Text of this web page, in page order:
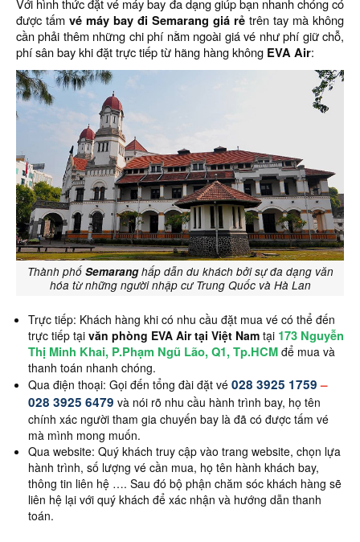
Với hình thức đặt vé máy bay đa dạng giúp bạn nhanh chóng có
được tấm vé máy bay đi Semarang giá rẻ trên tay mà không
cần phải thêm những chi phí nằm ngoài giá vé như phí giữ chỗ,
phí sân bay khi đặt trực tiếp từ hãng hàng không EVA Air:
Thành phố Semaranghấp dẫn du khách bởi sự đa dạng văn
hóa từ những người nhập cư Trung Quốc và Hà Lan
Trực tiếp: Khách hàng khi có nhu cầu đặt mua vé có thể đến
trực tiếp tại văn phòng EVA Air tại Việt Nam tại 173 Nguyễn
Thị Minh Khai, P.Phạm Ngũ Lão, Q1, Tp.HCM để mua và
thanh toán nhanh chóng.
Qua điện thoại: Gọi đến tổng đài đặt vé 028 3925 1759–
028 3925 6479 và nói rõ nhu cầu hành trình bay, họ tên
chính xác người tham gia chuyến bay là đã có được tấm vé
mà mình mong muốn.
Qua website: Quý khách truy cập vào trang website, chọn lựa
hành trình, số lượng vé cần mua, họ tên hành khách bay,
thông tin liên hệ …. Sau đó bộ phận chăm sóc khách hàng sẽ
liên hệ lại với quý khách để xác nhận và hướng dẫn thanh
toán.